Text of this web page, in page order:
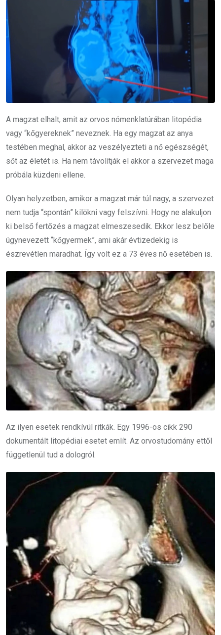
A magzat elhalt, amit az orvos nómenklatúrában litopédia
vagy “kőgyereknek” neveznek. Ha egy magzat az anya
testében meghal, akkor az veszélyezteti a nő egészségét,
sőt az életét is. Ha nem távolítják el akkor a szervezet maga
próbála küzdeni ellene.
Olyan helyzetben, amikor a magzat már túl nagy, a szervezet
nem tudja “spontán” kilökni vagy felszívni. Hogy ne alakuljon
ki belső fertőzés a magzat elmeszesedik. Ekkor lesz belőle
úgynevezett “kőgyermek”, ami akár évtizedekig is
észrevétlen maradhat. Így volt ez a 73 éves nő esetében is.
Az ilyen esetek rendkívül ritkák. Egy 1996-os cikk 290
dokumentált litopédiai esetet említ. Az orvostudomány ettől
függetlenül tud a dologról.